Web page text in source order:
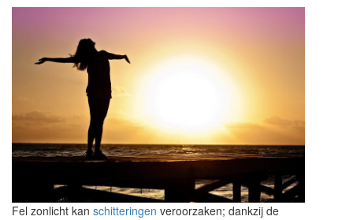
Fel zonlicht kan schitteringen veroorzaken; dankzij de